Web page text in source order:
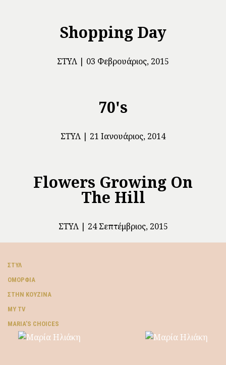
Shopping Day
ΣΤΥΛ 03 Φεβρουάριος, 2015
70's
ΣΤΥΛ 21 Ιανουάριος, 2014
Flowers Growing On
The Hill
ΣΤΥΛ 24 Σεπτέμβριος, 2015
ΣΤΥΛ
ΟΜΟΡΦΙΆ
ΣΤΗΝ ΚΟΥΖΊΝΑ
MY TV
ΜARIA’S CHOICES